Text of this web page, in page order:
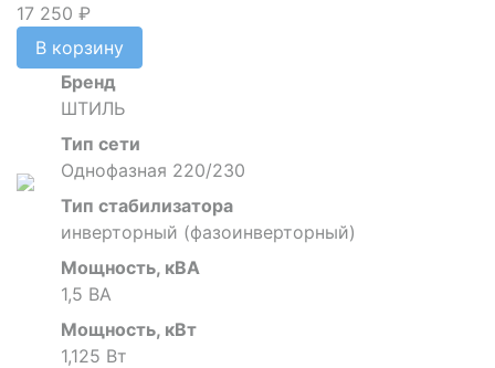
17 250 ₽
В корзину
Бренд
ШТИЛЬ
Тип сети
Однофазная 220/230
Тип стабилизатора
инверторный (фазоинверторный)
Мощность, кВА
1,5 ВА
Мощность, кВт
1,125 Вт